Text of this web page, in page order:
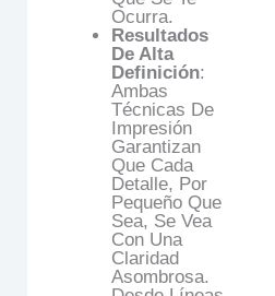
Ocurra.
Resultados
De Alta
Definición:
Ambas
Técnicas De
Impresión
Garantizan
Que Cada
Detalle, Por
Pequeño Que
Sea, Se Vea
Con Una
Claridad
Asombrosa.